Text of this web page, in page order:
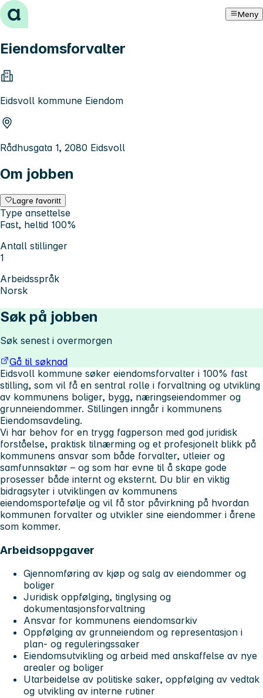
Hopp til innhold Meny
Eiendomsforvalter
Eidsvoll kommune Eiendom
Rådhusgata 1, 2080 Eidsvoll
Om jobben
Lagre favoritt
Type ansettelse
Fast, heltid 100%
Antall stillinger
1
Arbeidsspråk
Norsk
Søk på jobben
Søk senest i overmorgen
Gå til søknad
Eidsvoll kommune søker eiendomsforvalter i 100% fast
stilling, som vil få en sentral rolle i forvaltning og utvikling
av kommunens boliger, bygg, næringseiendommer og
grunneiendommer. Stillingen inngår i kommunens
Eiendomsavdeling.
Vi har behov for en trygg fagperson med god juridisk
forståelse, praktisk tilnærming og et profesjonelt blikk på
kommunens ansvar som både forvalter, utleier og
samfunnsaktør – og som har evne til å skape gode
prosesser både internt og eksternt. Du blir en viktig
bidragsyter i utviklingen av kommunens
eiendomsportefølje og vil få stor påvirkning på hvordan
kommunen forvalter og utvikler sine eiendommer i årene
som kommer.
Arbeidsoppgaver
Gjennomføring av kjøp og salg av eiendommer og
boliger
Juridisk oppfølging, tinglysing og
dokumentasjonsforvaltning
Ansvar for kommunens eiendomsarkiv
Oppfølging av grunneiendom og representasjon i
plan- og reguleringssaker
Eiendomsutvikling og arbeid med anskaffelse av nye
arealer og boliger
Utarbeidelse av politiske saker, oppfølging av vedtak
og utvikling av interne rutiner